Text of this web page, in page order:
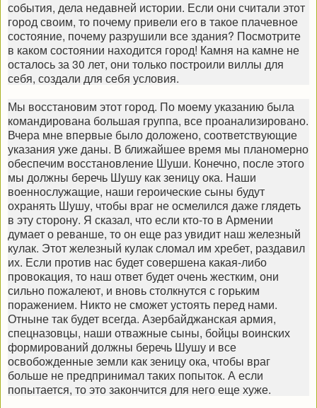
события, дела недавней истории. Если они считали этот
город своим, то почему привели его в такое плачевное
состояние, почему разрушили все здания? Посмотрите
в каком состоянии находится город! Камня на камне не
осталось за 30 лет, они только построили виллы для
себя, создали для себя условия.
Мы восстановим этот город. По моему указанию была
командирована большая группа, все проанализировано.
Вчера мне впервые было доложено, соответствующие
указания уже даны. В ближайшее время мы планомерно
обеспечим восстановление Шуши. Конечно, после этого
мы должны беречь Шушу как зеницу ока. Наши
военнослужащие, наши героические сыны будут
охранять Шушу, чтобы враг не осмелился даже глядеть
в эту сторону. Я сказал, что если кто-то в Армении
думает о реванше, то он еще раз увидит наш железный
кулак. Этот железный кулак сломал им хребет, раздавил
их. Если против нас будет совершена какая-либо
провокация, то наш ответ будет очень жестким, они
сильно пожалеют, и вновь столкнутся с горьким
поражением. Никто не сможет устоять перед нами.
Отныне так будет всегда. Азербайджанская армия,
спецназовцы, наши отважные сыны, бойцы воинских
формирований должны беречь Шушу и все
освобожденные земли как зеницу ока, чтобы враг
больше не предпринимал таких попыток. А если
попытается, то это закончится для него еще хуже.